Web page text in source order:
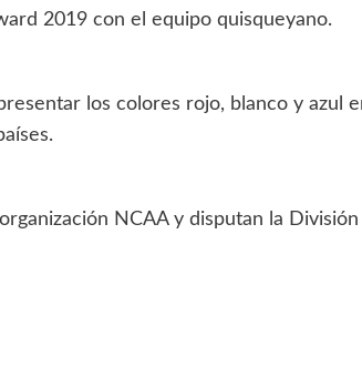
2019 con el equipo quisqueyano.
los colores rojo, blanco y azul
NCAA y disputan la